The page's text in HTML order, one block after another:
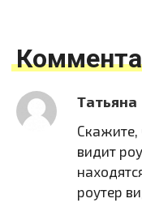
Татьяна
Скажите,
видит
роутер